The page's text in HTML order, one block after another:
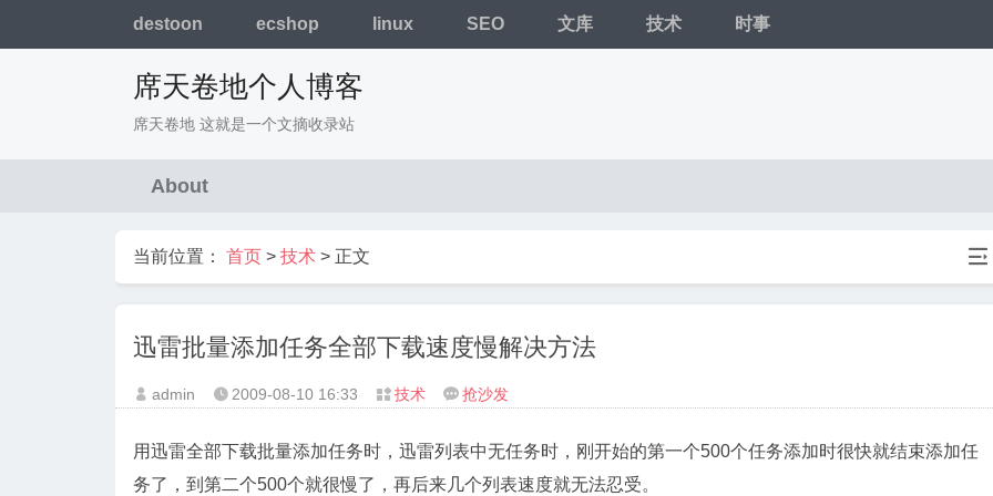
destoon ecshop linux SEO 文库 技术 时事
席天卷地个人博客
席天卷地 这就是一个文摘收录站
About

当前位置： 首页 > 技术 > 正文
迅雷批量添加任务全部下载速度慢解决方法
 admin  2009-08-10 16:33  技术  抢沙发
用迅雷全部下载批量添加任务时，迅雷列表中无任务时，刚开始的第一个500个任务添加时很快就结束添加任
务了，到第二个500个就很慢了，再后来几个列表速度就无法忍受。